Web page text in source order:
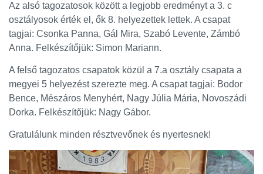
Az alsó tagozatosok között a legjobb eredményt a 3. c
osztályosok érték el, ők 8. helyezettek lettek. A csapat
tagjai: Csonka Panna, Gál Mira, Szabó Levente, Zámbó
Anna. Felkészítőjük: Simon Mariann.
A felső tagozatos csapatok közül a 7.a osztály csapata a
megyei 5 helyezést szerezte meg. A csapat tagjai: Bodor
Bence, Mészáros Menyhért, Nagy Júlia Mária, Novoszádi
Dorka. Felkészítőjük: Nagy Gábor.
Gratulálunk minden résztvevőnek és nyertesnek!